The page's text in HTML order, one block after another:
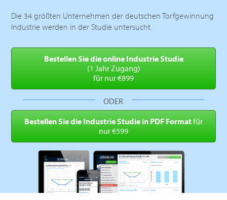
Die 34 größten Unternehmen der deutschen Torfgewinnung
Industrie werden in der Studie untersucht.
Bestellen Sie die online Industrie Studie
(1 Jahr Zugang)
für nur €899
ODER
Bestellen Sie die IndustrieStudie in PDF Formatfür
nur €599